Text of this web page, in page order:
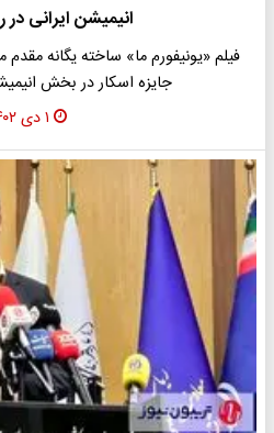
انیمیشن ایرانی در
فیلم «یونیفورم ما» ساخته یگانه
جایزه اسکار در بخش
۱ دی ۱۴۰۲